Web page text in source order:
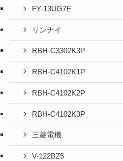
FY-13UG7E
リンナイ
RBH-C3302K3P
RBH-C4102K1P
RBH-C4102K2P
RBH-C4102K3P
三菱電機
V-122BZ5